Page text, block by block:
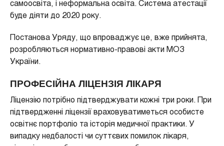
самоосвіта, і неформальна освіта. Система атестації
буде діяти до 2020 року.
Постанова Уряду, що впроваджує це, вже прийнята,
розробляються нормативно-правові акти МОЗ
України.
ПРОФЕСІЙНА ЛІЦЕНЗІЯ ЛІКАРЯ
Ліцензію потрібно підтверджувати кожні три роки. При
підтвердженні ліцензії враховуватиметься особисте
освітнє портфоліо та історія медичної практики. У
випадку недбалості чи суттєвих помилок лікаря,